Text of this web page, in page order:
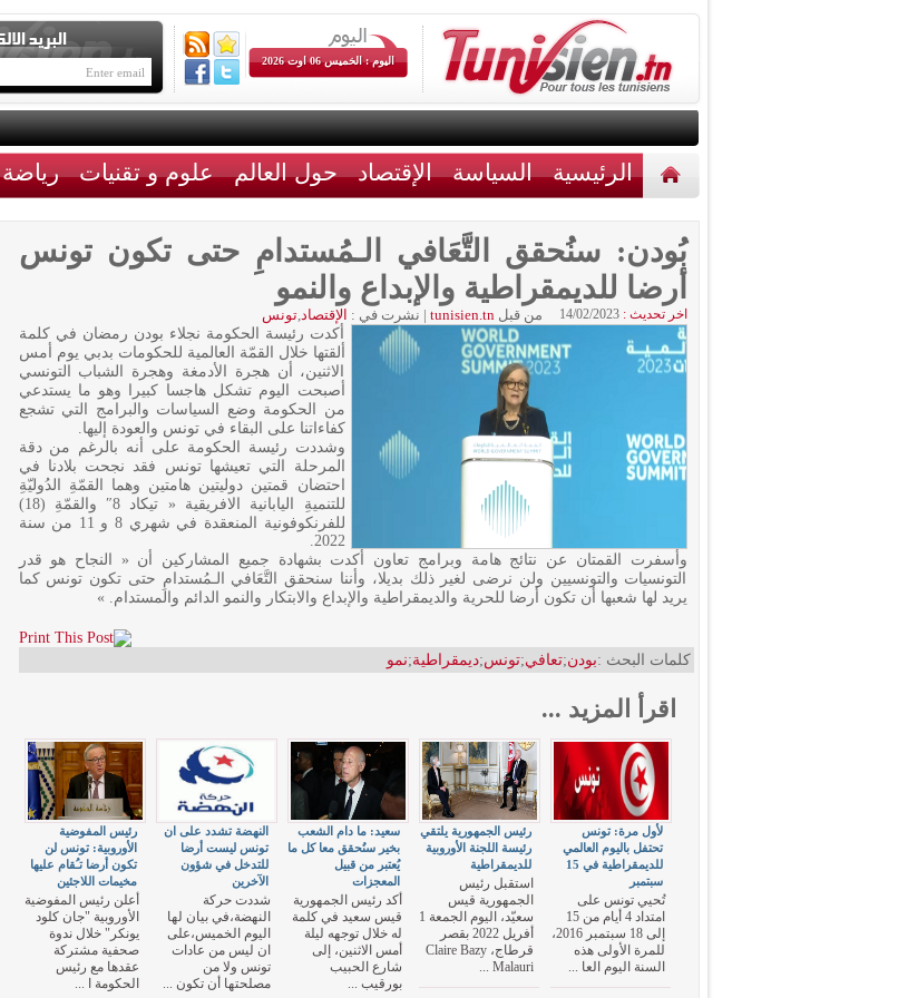
اليوم : الخميس 06 اوت 2026
الرئيسية السياسة الإقتصاد حول العالم علوم و تقنيات رياضة
أخبار مختلفة اتصل بنا
بُودن: سنُحقق التَّعَافي الـمُستدامِ حتى تكون تونس
أرضا للديمقراطية والإبداع والنمو
اخر تحديث : 14/02/2023 من قبلtunisien.tn
| نشرت في : الإقتصاد,تونس
أكدت رئيسة الحكومة نجلاء بودن رمضان في كلمة
ألقتها خلال القمّة العالمية للحكومات بدبي يوم أمس
الاثنين، أن هجرة الأدمغة وهجرة الشباب التونسي
أصبحت اليوم تشكل هاجسا كبيرا وهو ما يستدعي
من الحكومة وضع السياسات والبرامج التي تشجع
كفاءاتنا على البقاء في تونس والعودة إليها.
وشددت رئيسة الحكومة على أنه بالرغم من دقة
المرحلة التي تعيشها تونس فقد نجحت بلادنا في
احتضان قمتين دوليتين هامتين وهما القمّةِ الدُوليّةِ
للتنميةِ اليابانية الافريقية « تيكاد 8″ والقمّةِ (18)
للفرنكوفونية المنعقدة في شهري 8 و 11 من سنة
2022.
وأسفرت القمتان عن نتائج هامة وبرامج تعاون أكدت بشهادة جميع المشاركين أن « النجاح هو قدر
التونسيات والتونسيين ولن نرضى لغير ذلك بديلا، وأننا سنحقق التَّعَافي الـمُستدامِ حتى تكون تونس كما
يريد لها شعبها أن تكون أرضا للحرية والديمقراطية والإبداع والابتكار والنمو الدائم والمستدام. »
كلمات البحث :بودن;تعافي;تونس;ديمقراطية;نمو
اقرأ المزيد ...
رئيس المفوضية
الأوروبية: تونس لن
تكون أرضا تـُقام عليها
مخيمات اللاجئين
أعلن رئيس المفوضية
الأوروبية "جان كلود
يونكر" خلال ندوة
صحفية مشتركة
عقدها مع رئيس
الحكومة ا ...
النهضة تشدد على ان
تونس ليست أرضا
للتدخل في شؤون
الآخرين
شددت حركة
النهضة،في بيان لها
اليوم الخميس،على
ان ليس من عادات
تونس ولا من
مصلحتها أن تكون ...
سعيد: ما دام الشعب
بخير سنُحقق معا كل ما
يُعتبر من قبيل
المعجزات
أكد رئيس الجمهورية
قيس سعيد في كلمة
له خلال توجهه ليلة
أمس الاثنين، إلى
شارع الحبيب
بورقيب ...
رئيس الجمهورية يلتقي
رئيسة اللجنة الأوروبية
للديمقراطية
استقبل رئيس
الجمهورية قيس
سعيّد، اليوم الجمعة 1
أفريل 2022 بقصر
قرطاج، Claire Bazy
Malauri ...
لأول مرة: تونس
تحتفل باليوم العالمي
للديمقراطية في 15
سبتمبر
تُحيي تونس على
امتداد 4 أيام من 15
إلى 18 سبتمبر 2016،
للمرة الأولى هذه
السنة اليوم العا ...